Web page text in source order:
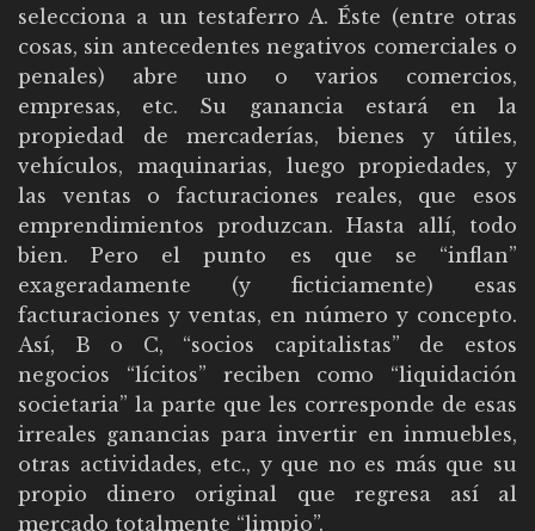
selecciona a un testaferro A. Éste (entre otras
cosas, sin antecedentes negativos comerciales o
penales) abre uno o varios comercios,
empresas, etc. Su ganancia estará en la
propiedad de mercaderías, bienes y útiles,
vehículos, maquinarias, luego propiedades, y
las ventas o facturaciones reales, que esos
emprendimientos produzcan. Hasta allí, todo
bien. Pero el punto es que se “inflan”
exageradamente (y ficticiamente) esas
facturaciones y ventas, en número y concepto.
Así, B o C, “socios capitalistas” de estos
negocios “lícitos” reciben como “liquidación
societaria” la parte que les corresponde de esas
irreales ganancias para invertir en inmuebles,
otras actividades, etc., y que no es más que su
propio dinero original que regresa así al
mercado totalmente “limpio”.